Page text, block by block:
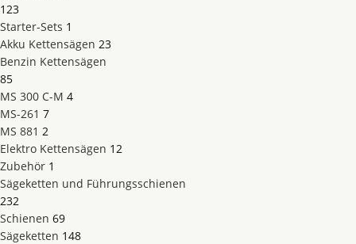
123
Starter-Sets 1
Akku Kettensägen 23
Benzin Kettensägen
85
MS 300 C-M 4
MS-261 7
MS 881 2
Elektro Kettensägen 12
Zubehör 1
Sägeketten und Führungsschienen
232
Schienen 69
Sägeketten 148